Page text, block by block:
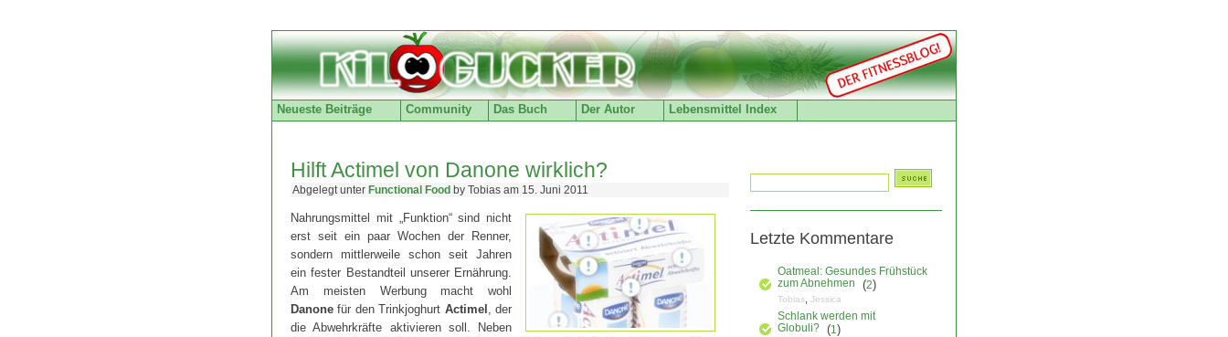
Neueste Beiträge Community Das Buch Der Autor Lebensmittel Index
Hilft Actimel von Danone wirklich?
Abgelegt unter Functional Food by Tobias am 15. Juni 2011
Nahrungsmittel mit „Funktion“ sind nicht
erst seit ein paar Wochen der Renner,
sondern mittlerweile schon seit Jahren
ein fester Bestandteil unserer Ernährung.
Am meisten Werbung macht wohl
Danone für den Trinkjoghurt Actimel
, der
die Abwehrkräfte aktivieren soll. Neben
Letzte Kommentare
Oatmeal: Gesundes Frühstück
zum Abnehmen (2)
Tobias Jessica
Schlank werden mit
Globuli? (1 )